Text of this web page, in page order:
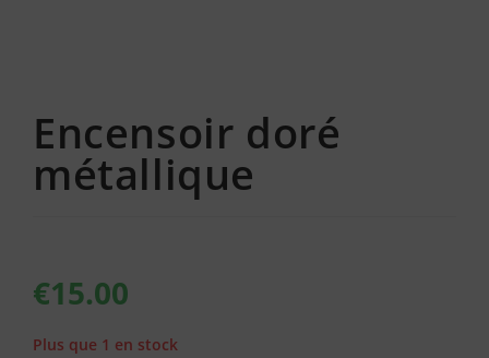
Encensoir doré
métallique
€15.00
Plus que 1 en stock